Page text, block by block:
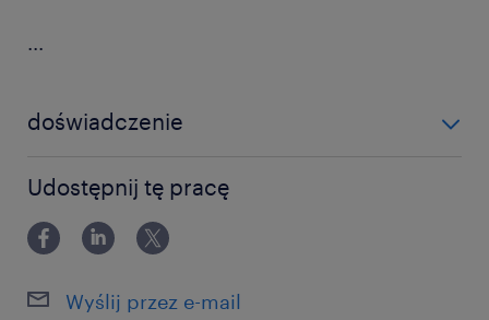
...
doświadczenie
Udostępnij tę pracę
Wyślij przez e-mail